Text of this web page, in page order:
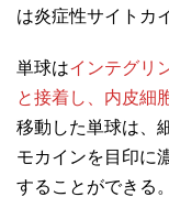
は炎症性サイトカ
単球はインテグリ
と接着し、内皮細
移動した単球は、
モカインを目印に
することができる。